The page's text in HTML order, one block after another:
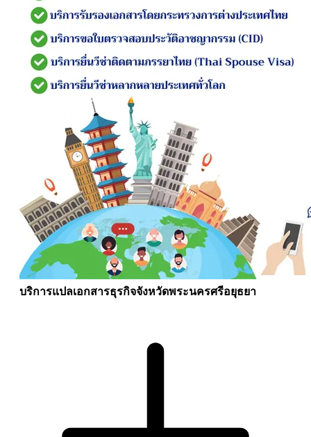
บริการแปลเอกสารธุรกิจจังหวัดพระนครศรีอยุธยา